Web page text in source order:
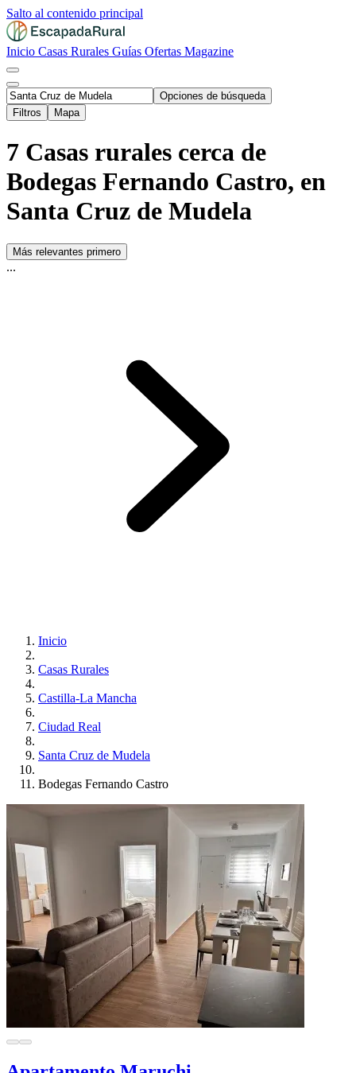
Salto al contenido principal
Inicio Casas Rurales Guías Ofertas Magazine
Opciones de búsqueda
Filtros
Mapa
7 Casas rurales cerca de
Bodegas Fernando Castro, en
Santa Cruz de Mudela
Más relevantes primero
...
Inicio
Casas Rurales
Castilla-La Mancha
Ciudad Real
Santa Cruz de Mudela
Bodegas Fernando Castro